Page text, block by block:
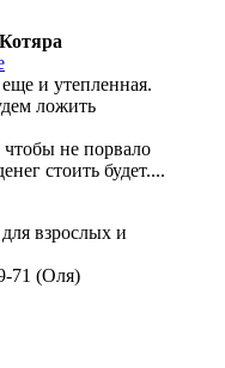
Котяра
и утепленная.
ложить
не порвало
стоить будет....
взрослых и
71 (Оля)